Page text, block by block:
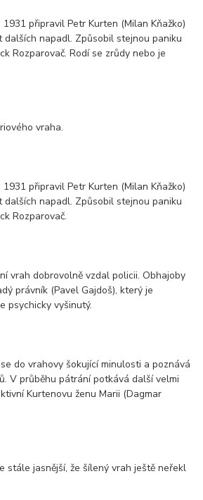
připravil Petr Kurten (Milan Kňažko)
dalších napadl. Způsobil stejnou paniku
Rozparovač. Rodí se zrůdy nebo je
vraha.
připravil Petr Kurten (Milan Kňažko)
dalších napadl. Způsobil stejnou paniku
Rozparovač.
vrah dobrovolně vzdal policii. Obhajoby
právník (Pavel Gajdoš), který je
psychicky vyšinutý.
do vrahovy šokující minulosti a poznává
V průběhu pátrání potkává další velmi
Kurtenovu ženu Marii (Dagmar
stále jasnější, že šílený vrah ještě neřekl